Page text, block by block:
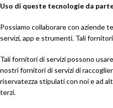
Uso di queste tecnologie da
Possiamo collaborare con aziende
servizi, app e strumenti. Tali
Tali fornitori di servizi possono
nostri fornitori di servizi di
riservatezza stipulati con noi e ad
terzi.